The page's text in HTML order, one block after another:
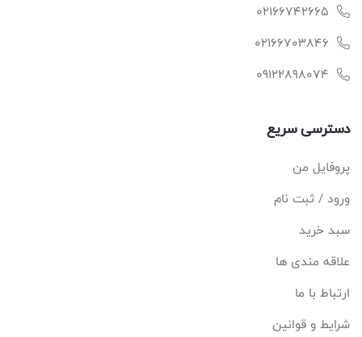
02166742665
02166703846
09122898074
دسترسی سریع
پروفایل من
ورود / ثبت نام
سبد خرید
علاقه مندی ها
ارتباط با ما
شرایط و قوانین